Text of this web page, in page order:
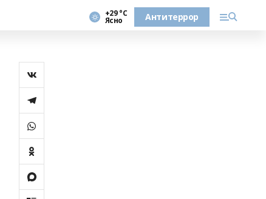
+29 °С
Ясно Антитеррор